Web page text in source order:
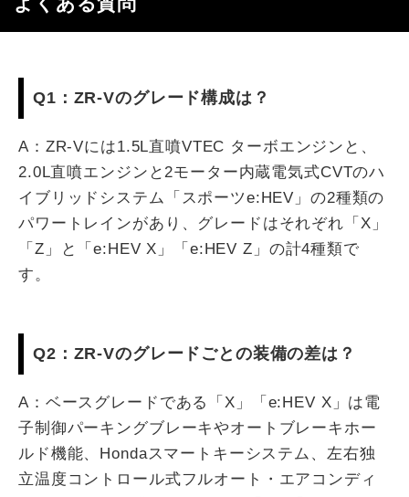
Q1：ZR-Vのグレード構成は？
A：ZR-Vには1.5L直噴VTEC ターボエンジンと、
2.0L直噴エンジンと2モーター内蔵電気式CVTのハ
イブリッドシステム「スポーツe:HEV」の2種類の
パワートレインがあり、グレードはそれぞれ「X」
「Z」と「e:HEV X」「e:HEV Z」の計4種類で
す。
Q2：ZR-Vのグレードごとの装備の差は？
A：ベースグレードである「X」「e:HEV X」は電
子制御パーキングブレーキやオートブレーキホー
ルド機能、Hondaスマートキーシステム、左右独
立温度コントロール式フルオート・エアコンディ